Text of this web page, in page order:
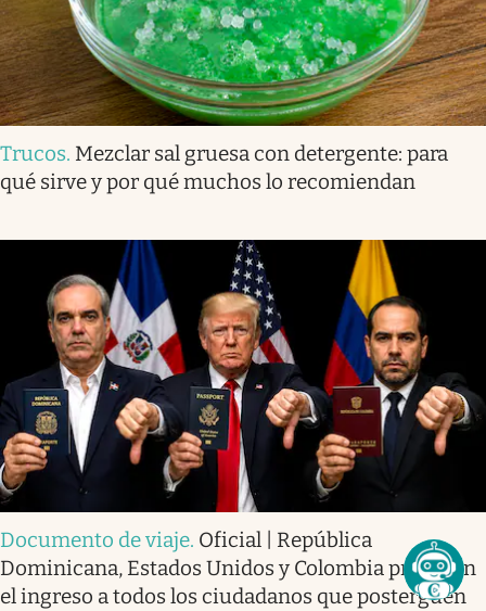
Trucos. Mezclar sal gruesa con detergente: para
qué sirve y por qué muchos lo recomiendan
Documento de viaje. Oficial | República
Dominicana, Estados Unidos y Colombia prohíben
el ingreso a todos los ciudadanos que posterguen